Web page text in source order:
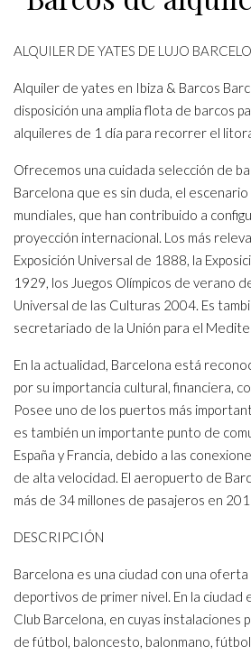
ALQUILER DE YATES DE LUJO
Alquiler de yates en Ibiza & Barcos
disposición una amplia flota de barcos
alquileres de 1 día para recorrer el
Ofrecemos una cuidada selección de
Barcelona que es sin duda, el
mundiales, que han contribuido a
proyección internacional. Los más
Exposición Universal de 1888, la
1929, los Juegos Olímpicos de verano
Universal de las Culturas 2004. Es
secretariado de la Unión para el
En la actualidad, Barcelona está
por su importancia cultural, financiera,
Posee uno de los puertos más
es también un importante punto de
España y Francia, debido a las
de alta velocidad. El aeropuerto de
más de 34 millones de pasajeros en
DESCRIPCIÓN
Barcelona es una ciudad con una
deportivos de primer nivel. En la ciudad
Club Barcelona, en cuyas instalaciones
de fútbol, baloncesto, balonmano,